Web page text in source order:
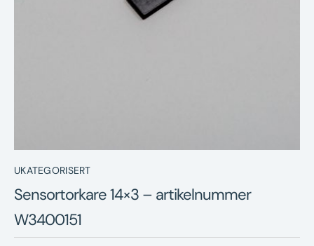
Kontakt
UKATEGORISERT
Sensortorkare 14×3 – artikelnummer
W3400151